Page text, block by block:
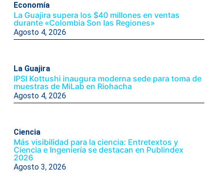
Economía
La Guajira supera los $40 millones en ventas
durante «Colombia Son las Regiones»
Agosto 4, 2026
La Guajira
IPSI Kottushi inaugura moderna sede para toma de
muestras de MiLab en Riohacha
Agosto 4, 2026
Ciencia
Más visibilidad para la ciencia: Entretextos y
Ciencia e Ingeniería se destacan en Publindex
2026
Agosto 3, 2026